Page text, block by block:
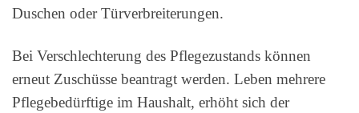
Duschen oder Türverbreiterungen.
Bei Verschlechterung des Pflegezustands können
erneut Zuschüsse beantragt werden. Leben mehrere
Pflegebedürftige im Haushalt, erhöht sich der